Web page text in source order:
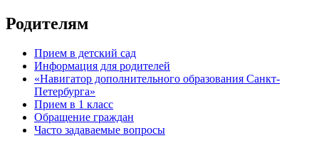
Родителям
Прием в детский сад
Информация для родителей
«Навигатор дополнительного образования Санкт-
Петербурга»
Прием в 1 класс
Обращение граждан
Часто задаваемые вопросы